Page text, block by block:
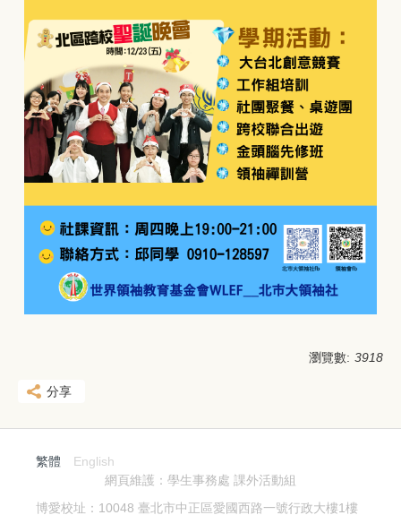
瀏覽數: 3918
分享
繁體
English
網頁維護：學生事務處 課外活動組
博愛校址：10048 臺北市中正區愛國西路一號行政大樓1樓